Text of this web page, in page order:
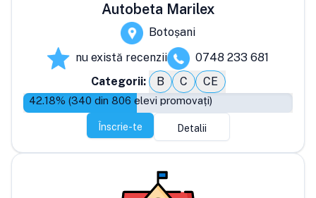
Autobeta Marilex
Botoșani
nu există recenzii
0748 233 681
Categorii:
B C CE
42.18% (340 din 806 elevi promovați)
Înscrie-te Detalii